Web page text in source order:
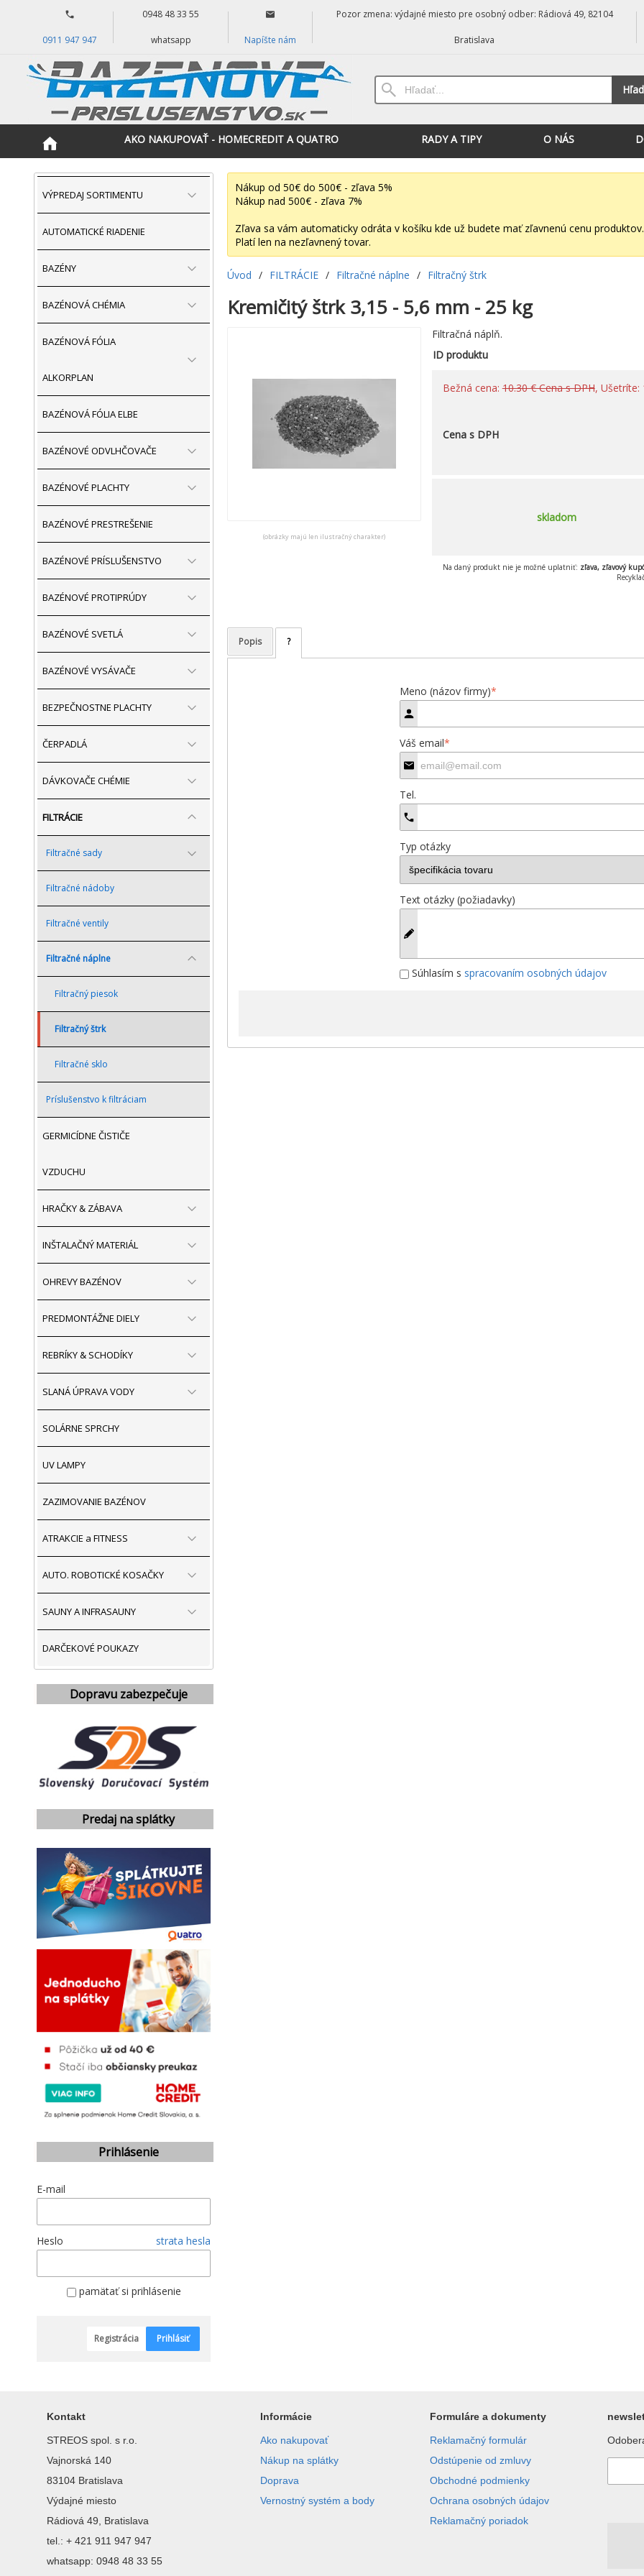
0911 947 947
0948 48 33 55
whatsapp Napíšte nám
Pozor zmena: výdajné miesto pre osobný odber: Rádiová 49, 82104
Bratislava
AKO NAKUPOVAŤ - HOMECREDIT A QUATRO RADY A TIPY O NÁS
VÝPREDAJ SORTIMENTU
AUTOMATICKÉ RIADENIE
BAZÉNY
BAZÉNOVÁ CHÉMIA
BAZÉNOVÁ FÓLIA
ALKORPLAN
BAZÉNOVÁ FÓLIA ELBE
BAZÉNOVÉ ODVLHČOVAČE
BAZÉNOVÉ PLACHTY
BAZÉNOVÉ PRESTREŠENIE
BAZÉNOVÉ PRÍSLUŠENSTVO
BAZÉNOVÉ PROTIPRÚDY
BAZÉNOVÉ SVETLÁ
BAZÉNOVÉ VYSÁVAČE
BEZPEČNOSTNE PLACHTY
ČERPADLÁ
DÁVKOVAČE CHÉMIE
FILTRÁCIE
Filtračné sady
Filtračné nádoby
Filtračné ventily
Filtračné náplne
Filtračný piesok
Filtračný štrk
Filtračné sklo
Príslušenstvo k filtráciam
GERMICÍDNE ČISTIČE
VZDUCHU
HRAČKY & ZÁBAVA
INŠTALAČNÝ MATERIÁL
OHREVY BAZÉNOV
PREDMONTÁŽNE DIELY
REBRÍKY & SCHODÍKY
SLANÁ ÚPRAVA VODY
SOLÁRNE SPRCHY
UV LAMPY
ZAZIMOVANIE BAZÉNOV
ATRAKCIE a FITNESS
AUTO. ROBOTICKÉ KOSAČKY
SAUNY A INFRASAUNY
DARČEKOVÉ POUKAZY
Dopravu zabezpečuje
Predaj na splátky
Prihlásenie
E-mail
Heslo strata hesla
pamätať si prihlásenie
Registrácia Prihlásiť
Nákup od 50€ do 500€ - zľava 5%
Nákup nad 500€ - zľava 7%
Zľava sa vám automaticky odráta v košíku kde už budete mať zľavnenú cenu produktov.
Platí len na nezľavnený tovar.
Úvod / FILTRÁCIE / Filtračné náplne / Filtračný štrk
Kremičitý štrk 3,15 - 5,6 mm - 25 kg
(obrázky majú len ilustračný charakter)
Filtračná náplň.
ID produktu
Bežná cena:10.30 € Cena s DPH, Ušetríte:
Cena s DPH
skladom
Na daný produkt nie je možné uplatniť: zľava, zľavový
Popis ?
Meno (názov firmy)*
Váš email*
Tel.
Typ otázky
Text otázky (požiadavky)
Súhlasím s spracovaním osobných údajov
Kontakt
STREOS spol. s r.o.
Vajnorská 140
83104 Bratislava
Výdajné miesto
Rádiová 49, Bratislava
tel.: + 421 911 947 947
whatsapp: 0948 48 33 55
Informácie
Ako nakupovať
Nákup na splátky
Doprava
Vernostný systém a body
Formuláre a dokumenty
Reklamačný formulár
Odstúpenie od zmluvy
Obchodné podmienky
Ochrana osobných údajov
Reklamačný poriadok